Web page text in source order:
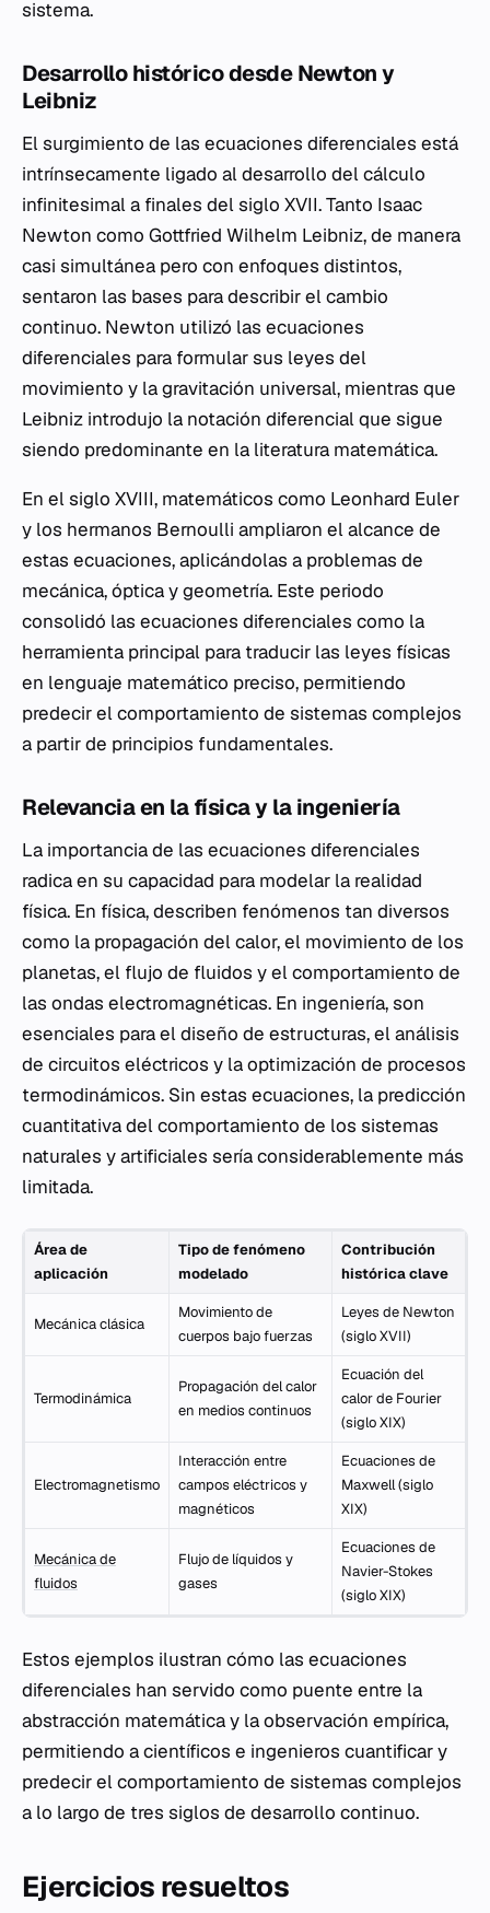
sistema.
Desarrollo histórico desde Newton y
Leibniz
El surgimiento de las ecuaciones diferenciales está
intrínsecamente ligado al desarrollo del cálculo
infinitesimal a finales del siglo XVII. Tanto Isaac
Newton como Gottfried Wilhelm Leibniz, de manera
casi simultánea pero con enfoques distintos,
sentaron las bases para describir el cambio
continuo. Newton utilizó las ecuaciones
diferenciales para formular sus leyes del
movimiento y la gravitación universal, mientras que
Leibniz introdujo la notación diferencial que sigue
siendo predominante en la literatura matemática.
En el siglo XVIII, matemáticos como Leonhard Euler
y los hermanos Bernoulli ampliaron el alcance de
estas ecuaciones, aplicándolas a problemas de
mecánica, óptica y geometría. Este periodo
consolidó las ecuaciones diferenciales como la
herramienta principal para traducir las leyes físicas
en lenguaje matemático preciso, permitiendo
predecir el comportamiento de sistemas complejos
a partir de principios fundamentales.
Relevancia en la física y la ingeniería
La importancia de las ecuaciones diferenciales
radica en su capacidad para modelar la realidad
física. En física, describen fenómenos tan diversos
como la propagación del calor, el movimiento de los
planetas, el flujo de fluidos y el comportamiento de
las ondas electromagnéticas. En ingeniería, son
esenciales para el diseño de estructuras, el análisis
de circuitos eléctricos y la optimización de procesos
termodinámicos. Sin estas ecuaciones, la predicción
cuantitativa del comportamiento de los sistemas
naturales y artificiales sería considerablemente más
limitada.
Área de
aplicación
Tipo de fenómeno
modelado
Contribución
histórica clave
Mecánica clásica
Movimiento de
cuerpos bajo fuerzas
Leyes de Newton
(siglo XVII)
Termodinámica
Propagación del calor
en medios continuos
Ecuación del
calor de Fourier
(siglo XIX)
Electromagnetismo
Interacción entre
campos eléctricos y
magnéticos
Ecuaciones de
Maxwell (siglo
XIX)
Mecánica de
fluidos
Flujo de líquidos y
gases
Ecuaciones de
Navier-Stokes
(siglo XIX)
Estos ejemplos ilustran cómo las ecuaciones
diferenciales han servido como puente entre la
abstracción matemática y la observación empírica,
permitiendo a científicos e ingenieros cuantificar y
predecir el comportamiento de sistemas complejos
a lo largo de tres siglos de desarrollo continuo.
Ejercicios resueltos